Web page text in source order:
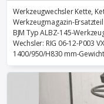
Werkzeugwechsler Kette,
Werkzeugmagazin-
BJM Typ ALBZ-145-
Wechsler: RIG 06-12-P003
1400/950/H830 mm-